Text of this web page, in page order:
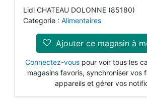
Lidl CHATEAU DOLONNE (85180)
Categorie : Alimentaires
Ajouter ce magasin à
Connectez-vous pour voir tous les
magasins favoris, synchroniser vos
appareils et gérer vos